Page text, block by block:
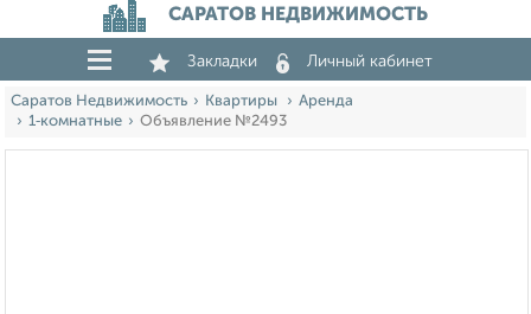
САРАТОВ НЕДВИЖИМОСТЬ
Закладки Личный кабинет
Саратов Недвижимость Квартиры
Аренда
1‑комнатные
Объявление №2493